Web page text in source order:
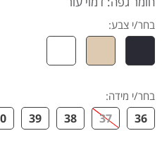
בחר/י צבע:
בחר/י מידה:
36
37
38
39